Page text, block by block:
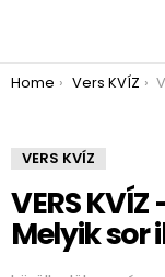
You are here:
Home Vers KVÍZ
VERS KVÍZ
VERS
Melyik sor